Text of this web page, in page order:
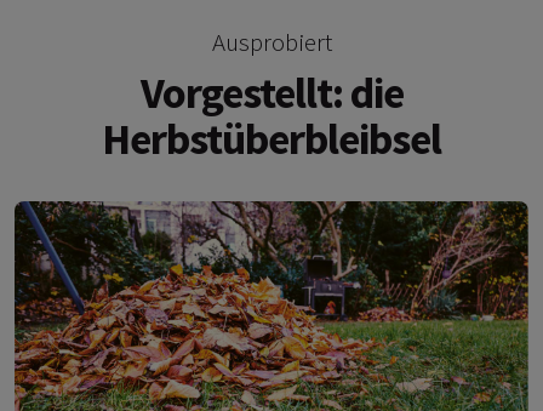
Ausprobiert
Vorgestellt: die
Herbstüberbleibsel